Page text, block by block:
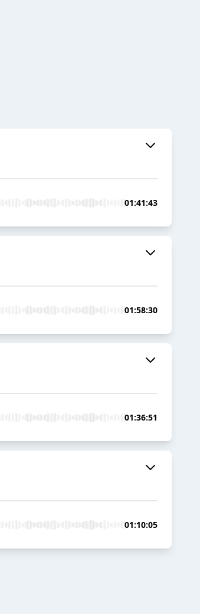
01:41:43
01:58:30
01:36:51
01:10:05